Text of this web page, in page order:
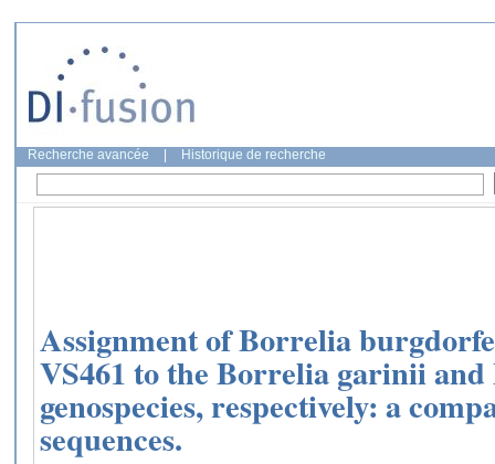
Recherche avancée Historique de recherche
Assignment of Borrelia
VS461 to the Borrelia garinii
genospecies, respectively: a
sequences.